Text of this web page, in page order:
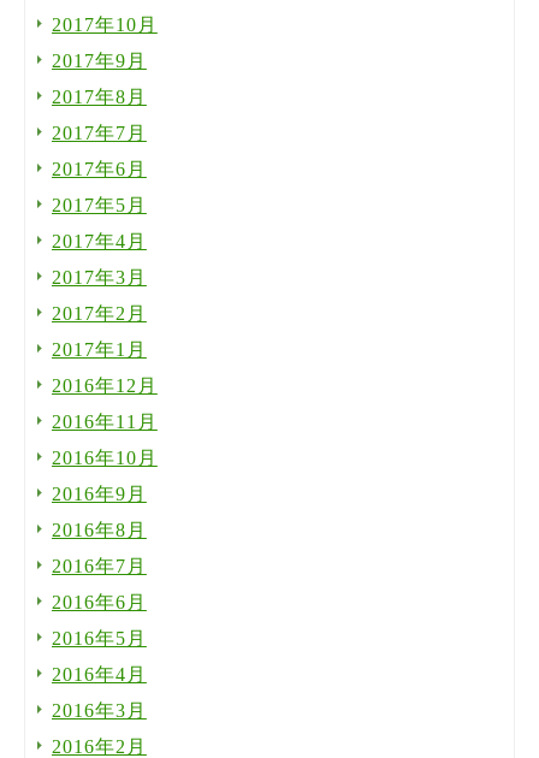
2017年10月
2017年9月
2017年8月
2017年7月
2017年6月
2017年5月
2017年4月
2017年3月
2017年2月
2017年1月
2016年12月
2016年11月
2016年10月
2016年9月
2016年8月
2016年7月
2016年6月
2016年5月
2016年4月
2016年3月
2016年2月